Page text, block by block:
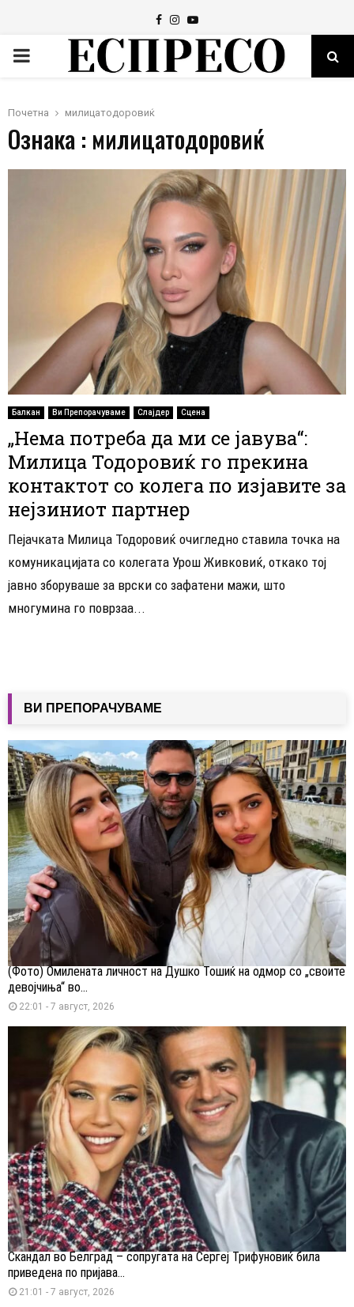
Facebook
Instagram
Youtube
PRIMARY
Почетна милицатодоровиќ
Ознака : милицатодоровиќ
Балкан Ви Препорачуваме Слајдер Сцена
„Нема потреба да ми се јавува“:
Милица Тодоровиќ го прекина
контактот со колега по изјавите за
нејзиниот партнер
Пејачката Милица Тодоровиќ очигледно ставила точка на
комуникацијата со колегата Урош Живковиќ, откако тој
јавно зборуваше за врски со зафатени мажи, што
многумина го поврзаа...
ВИ ПРЕПОРАЧУВАМЕ
(Фото) Омилената личност на Душко Тошиќ на одмор со „своите
девојчиња“ во...
22:01 - 7 август, 2026
Скандал во Белград – сопругата на Сергеј Трифуновиќ била
приведена по пријава...
21:01 - 7 август, 2026